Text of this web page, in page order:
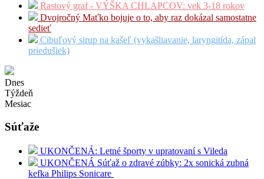
Rastový graf - VÝŠKA CHLAPCOV: vek 3-18 rokov
Dvojročný Maťko bojuje o to, aby raz dokázal samostatne
sedieť
Cibuľový sirup na kašeľ (vykašliavanie, laryngitída, zápal
priedušiek)
Dnes
Týždeň
Mesiac
Súťaže
UKONČENÁ: Letné športy v upratovaní s Vileda
UKONČENÁ Súťaž o zdravé zúbky: 2x sonická zubná
kefka Philips Sonicare